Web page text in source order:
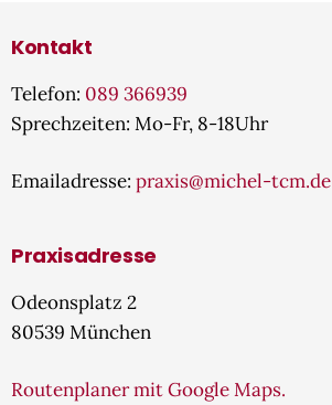
Kontakt
Telefon: 089 366939
Sprechzeiten: Mo-Fr, 8-18Uhr
Emailadresse: praxis@michel-tcm.de
Praxisadresse
Odeonsplatz 2
80539 München
Routenplaner mit Google Maps.